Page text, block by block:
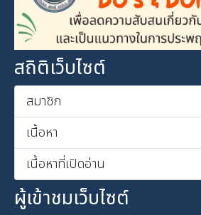
สถิติเว็บไซต์
สมาชิก
เนื้อหา
เนื้อหาที่เปิดอ่าน
ผู้เข้าชมเว็บไซต์